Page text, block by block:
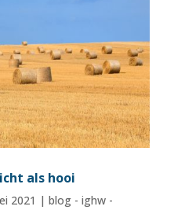
licht als hooi
2021 | blog - ighw -